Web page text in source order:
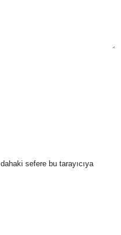
sefere bu tarayıcıya